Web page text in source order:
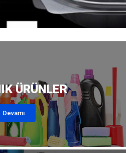
ÜRÜNLER
Devamı